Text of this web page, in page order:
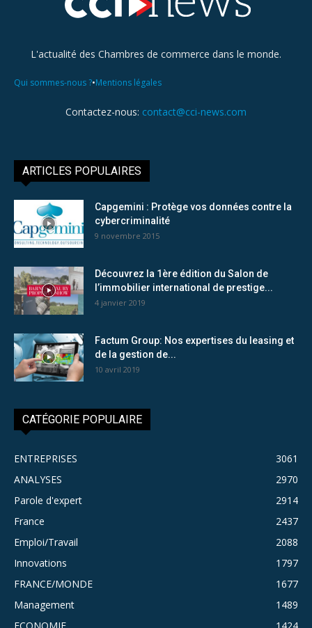
L'actualité des Chambres de commerce dans le monde.
Qui sommes-nous ?•Mentions légales
Contactez-nous: contact@cci-news.com
ARTICLES POPULAIRES
Capgemini : Protège vos données contre la
cybercriminalité
9 novembre 2015
Découvrez la 1ère édition du Salon de
l’immobilier international de prestige...
4 janvier 2019
Factum Group: Nos expertises du leasing et
de la gestion de...
10 avril 2019
CATÉGORIE POPULAIRE
ENTREPRISES
3061
ANALYSES
2970
Parole d'expert
2914
France
2437
Emploi/Travail
2088
Innovations
1797
FRANCE/MONDE
1677
Management
1489